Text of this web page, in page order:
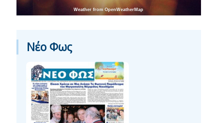
Weather from OpenWeatherMap
Νέο Φως